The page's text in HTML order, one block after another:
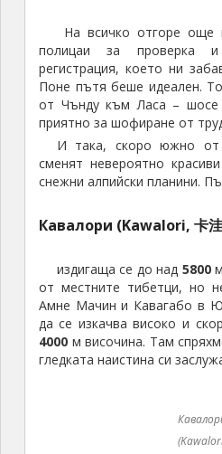
На всичко отгоре още
полицаи за проверка и
регистрация, което ни
Поне пътя беше идеален.
от Чънду към Ласа – шосе
приятно за шофиране от
И така, скоро южно от
сменят невероятно
снежни алпийски планини.
Кавалори (Kawalori, 卡
издигаща се до над 5800
от местните тибетци, но
Амне Мачин и Кавагабо в
да се изкачва високо и
4000 м височина. Там
гледката наистина си